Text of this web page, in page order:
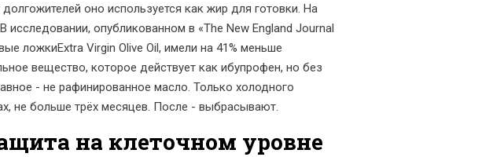
оно используется как жир для готовки. На
опубликованном в «The New England Journal
ложкиExtra Virgin Olive Oil, имели на 41% меньше
вещество, которое действует как ибупрофен, но без
- не рафинированное масло. Только холодного
не больше трёх месяцев. После - выбрасывают.
на клеточном уровне